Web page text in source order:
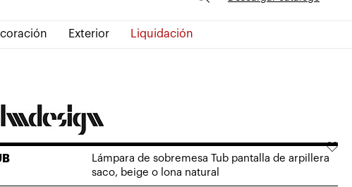
Exterior Liquidación
Lámpara de sobremesa Tub pantalla de arpillera
saco, beige o lona natural